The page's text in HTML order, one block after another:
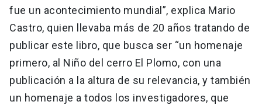
fue un acontecimiento mundial”, explica Mario
Castro, quien llevaba más de 20 años tratando de
publicar este libro, que busca ser “un homenaje
primero, al Niño del cerro El Plomo, con una
publicación a la altura de su relevancia, y también
un homenaje a todos los investigadores, que